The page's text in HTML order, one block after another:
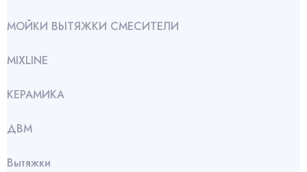
МОЙКИ ВЫТЯЖКИ СМЕСИТЕЛИ
МIXLINE
КЕРАМИКА
ДВМ
Вытяжки